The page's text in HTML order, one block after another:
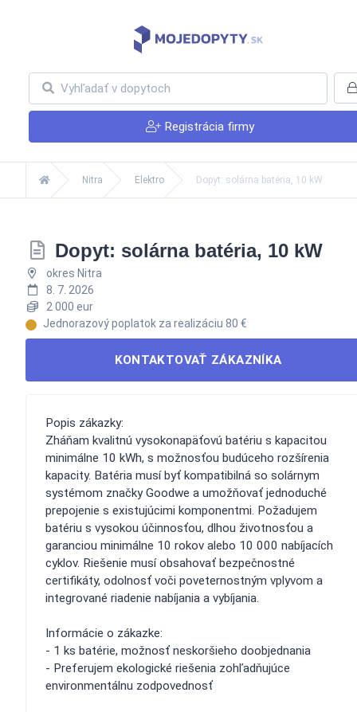
Registrácia firmy
Nitra Elektro Dopyt: solárna batéria, 10 kW
Dopyt: solárna batéria, 10 kW
okres Nitra
8. 7. 2026
2 000 eur
Jednorazový poplatok za realizáciu 80 €
KONTAKTOVAŤ ZÁKAZNÍKA
Popis zákazky:
Zháňam kvalitnú vysokonapäťovú batériu s kapacitou
minimálne 10 kWh, s možnosťou budúceho rozšírenia
kapacity. Batéria musí byť kompatibilná so solárnym
systémom značky Goodwe a umožňovať jednoduché
prepojenie s existujúcimi komponentmi. Požadujem
batériu s vysokou účinnosťou, dlhou životnosťou a
garanciou minimálne 10 rokov alebo 10 000 nabíjacích
cyklov. Riešenie musí obsahovať bezpečnostné
certifikáty, odolnosť voči poveternostným vplyvom a
integrované riadenie nabíjania a vybíjania.
Informácie o zákazke:
- 1 ks batérie, možnosť neskoršieho doobjednania
- Preferujem ekologické riešenia zohľadňujúce
environmentálnu zodpovednosť